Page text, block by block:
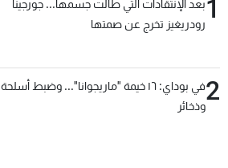
1بعد الإنتقادات التي طالت جسمها... جورجينا
رودريغيز تخرج عن صمتها
2
في بوداي: ١٦ خيمة "ماريجوانا"... وضبط أسلحة
وذخائر